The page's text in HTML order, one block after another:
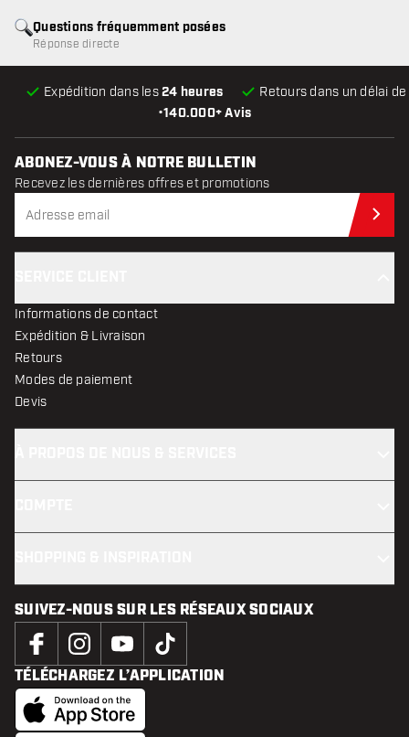
•140.000+ Avis
Expédition dans les24 heures Retours dans un délai de
Questions fréquemment posées
Réponse directe
ABONEZ-VOUS À NOTRE BULLETIN
Recevez les dernières offres et promotions
Informations de contact
Expédition & Livraison
Retours
Modes de paiement
Devis
SUIVEZ-NOUS SUR LES RÉSEAUX SOCIAUX
TÉLÉCHARGEZ L’APPLICATION